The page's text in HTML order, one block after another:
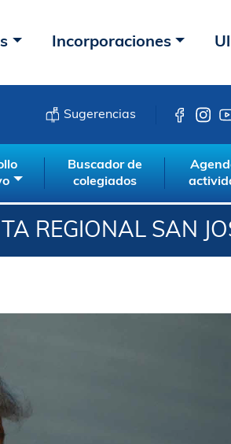
Incorporaciones
Sugerencias
Buscador de
colegiados
REGIONAL SAN